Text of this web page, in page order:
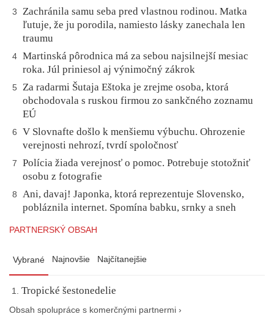
3
Zachránila samu seba pred vlastnou rodinou. Matka
ľutuje, že ju porodila, namiesto lásky zanechala len
traumu
4 Martinská pôrodnica má za sebou najsilnejší mesiac
roka. Júl priniesol aj výnimočný zákrok
5
Za radarmi Šutaja Eštoka je zrejme osoba, ktorá
obchodovala s ruskou firmou zo sankčného zoznamu
EÚ
6
V Slovnafte došlo k menšiemu výbuchu. Ohrozenie
verejnosti nehrozí, tvrdí spoločnosť
7
Polícia žiada verejnosť o pomoc. Potrebuje stotožniť
osobu z fotografie
8
Ani, davaj! Japonka, ktorá reprezentuje Slovensko,
pobláznila internet. Spomína babku, srnky a sneh
PARTNERSKÝ OBSAH
Vybrané Najnovšie Najčítanejšie
Tropické šestonedelie
Obsah spolupráce s komerčnými partnermi ›